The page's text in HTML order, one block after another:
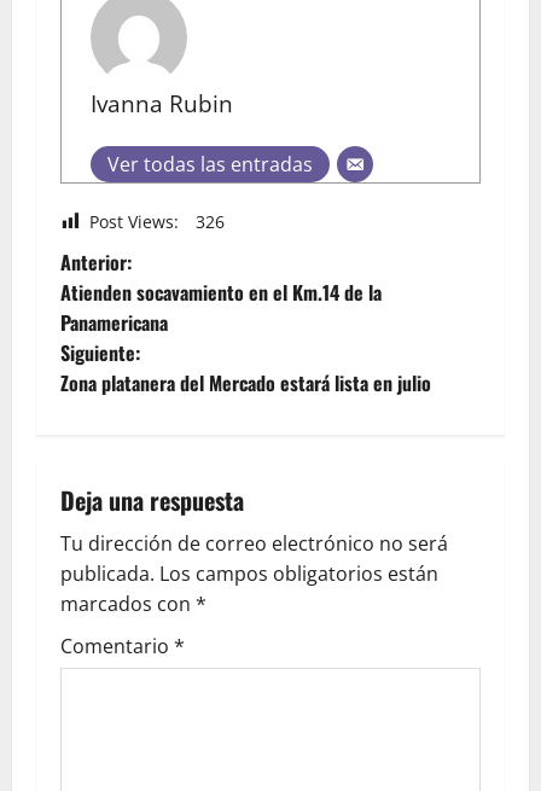
Ivanna Rubin
Ver todas las entradas
Post Views: 326
Anterior:
Atienden socavamiento en el Km.14 de la
Panamericana
Siguiente:
Zona platanera del Mercado estará lista en julio
Deja una respuesta
Tu dirección de correo electrónico no será
publicada. Los campos obligatorios están
marcados con *
Comentario *